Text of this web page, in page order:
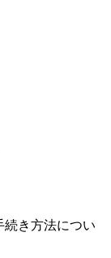
続き方法につい